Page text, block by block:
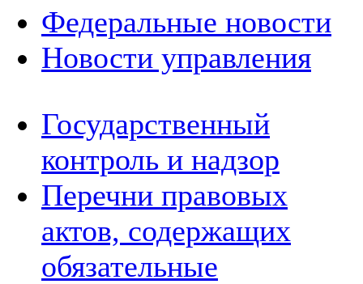
Федеральные новости
Новости управления
Государственный
контроль и надзор
Перечни правовых
актов, содержащих
обязательные